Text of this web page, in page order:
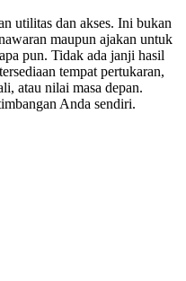
utilitas dan akses. Ini bukan
maupun ajakan untuk
pun. Tidak ada janji hasil
tempat pertukaran,
atau nilai masa depan.
Anda sendiri.